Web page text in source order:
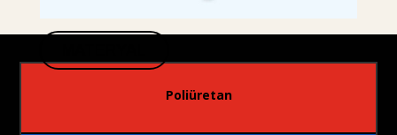
Poliüretan